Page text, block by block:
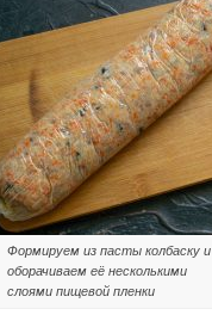
Формируем из пасты колбаску и
оборачиваем её несколькими
слоями пищевой пленки